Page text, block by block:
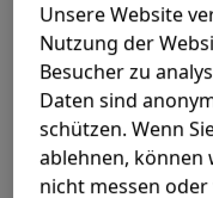
erneuerbaren
Maße von der
Die Studie
um potenzielle
zunehmenden
Unsere Website
Nutzung der
Besucher zu
Daten sind
schützen. Wenn
ablehnen, können
nicht messen